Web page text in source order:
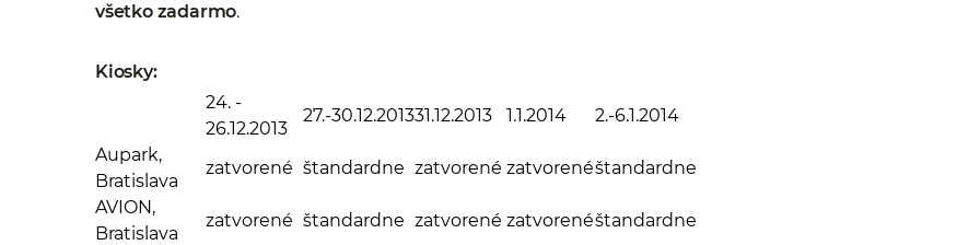
všetko zadarmo.
Kiosky:
24. -
26.12.2013
27.-30.12.201331.12.2013 1.1.2014
2.-6.1.2014
Aupark,
Bratislava
zatvorené štandardne zatvorené zatvorenéštandardne
AVION,
Bratislava
zatvorené štandardne zatvorené zatvorenéštandardne